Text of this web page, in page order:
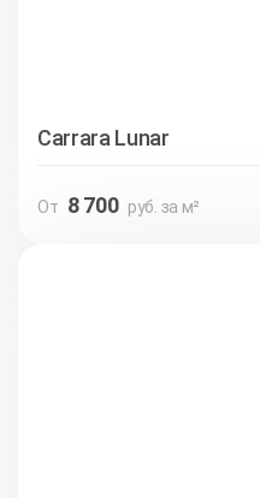
Carrara Lunar
От 8 700 руб. за м²